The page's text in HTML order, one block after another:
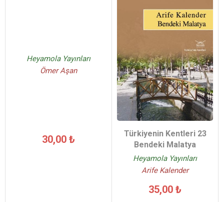
Heyamola Yayınları
Ömer Aşan
30,00 ₺
Türkiyenin Kentleri 23
Bendeki Malatya
Heyamola Yayınları
Arife Kalender
35,00 ₺